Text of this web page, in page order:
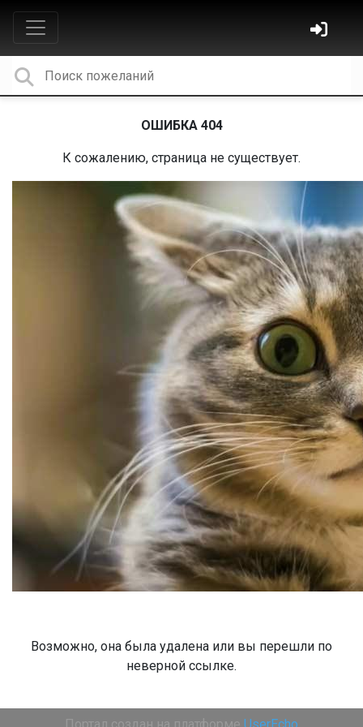
ОШИБКА 404
К сожалению, страница не существует.
Возможно, она была удалена или вы перешли по
неверной ссылке.